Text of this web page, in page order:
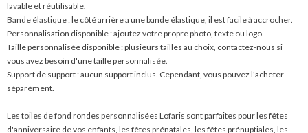
lavable et réutilisable.
Bande élastique : le côté arrière a une bande élastique, il est facile à accrocher.
Personnalisation disponible : ajoutez votre propre photo, texte ou logo.
Taille personnalisée disponible : plusieurs tailles au choix, contactez-nous si
vous avez besoin d'une taille personnalisée.
Support de support : aucun support inclus. Cependant, vous pouvez l'acheter
séparément.
Les toiles de fond rondes personnalisées Lofaris sont parfaites pour les fêtes
d'anniversaire de vos enfants, les fêtes prénatales, les fêtes prénuptiales, les